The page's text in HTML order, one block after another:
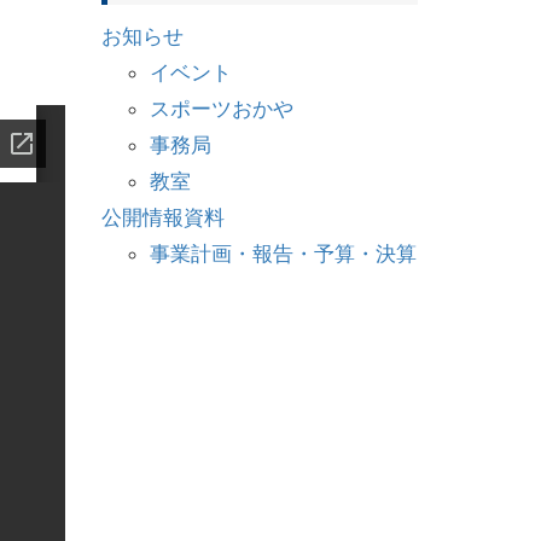
お知らせ
イベント
スポーツおかや
事務局
教室
公開情報資料
事業計画・報告・予算・決算